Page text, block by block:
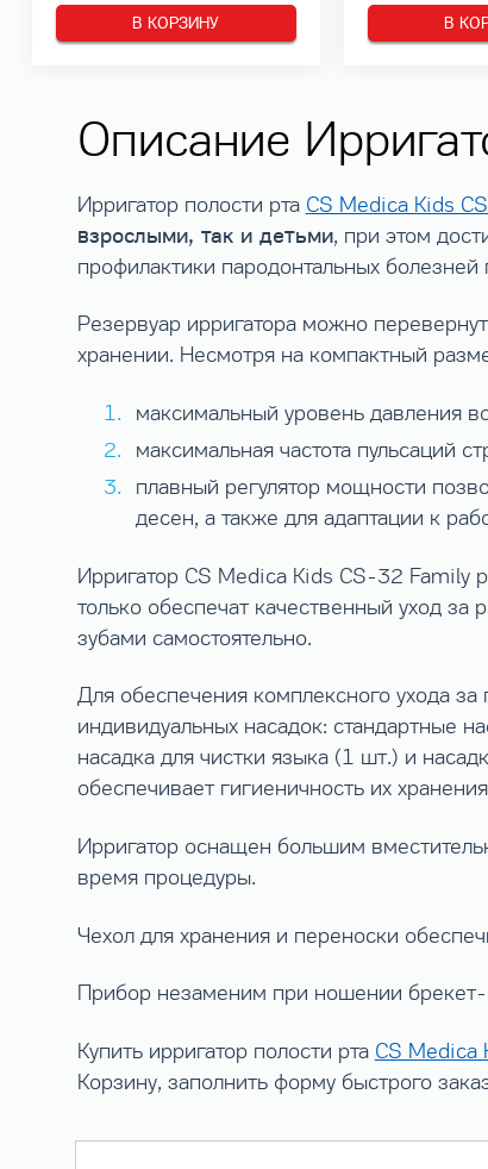
В КОРЗИНУ В
Описание
Ирригатор полости рта CS Medica Kids
взрослыми, так и детьми, при этом
профилактики пародонтальных болезней
Резервуар ирригатора можно
хранении. Несмотря на компактный
максимальный уровень давления
максимальная частота пульсаций
плавный регулятор мощности
десен, а также для адаптации к
Ирригатор CS Medica Kids CS-32 Family
только обеспечат качественный уход
зубами самостоятельно.
Для обеспечения комплексного ухода
индивидуальных насадок: стандартные
насадка для чистки языка (1 шт.) и
обеспечивает гигиеничность их
Ирригатор оснащен большим
время процедуры.
Чехол для хранения и переноски
Прибор незаменим при ношении
Купить ирригатор полости рта CS Medica
Корзину, заполнить форму быстрого